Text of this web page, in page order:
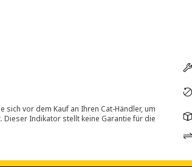
vor dem Kauf an Ihren Cat-Händler, um
Indikator stellt keine Garantie für die